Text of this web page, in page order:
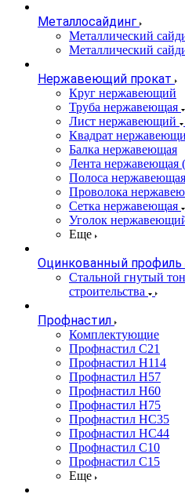
Металлосайдинг
Металлический
Металлический
Нержавеющий прокат
Круг нержавеющий
Труба нержавеющая
Лист нержавеющий
Квадрат
Балка нержавеющая
Лента нержавеющая
Полоса нержавеющая
Проволока
Сетка нержавеющая
Уголок
Еще
Оцинкованный профиль
Стальной гнутый
строительства
Профнастил
Комплектующие
Профнастил C21
Профнастил Н114
Профнастил Н57
Профнастил Н60
Профнастил Н75
Профнастил НС35
Профнастил НС44
Профнастил С10
Профнастил С15
Еще